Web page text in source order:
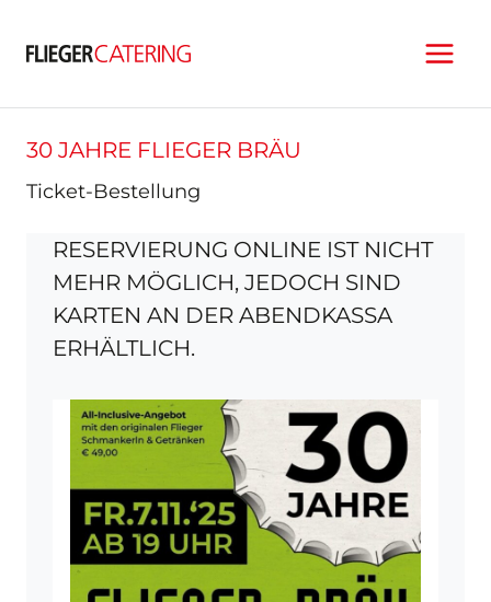
Inhalt
30 JAHRE FLIEGER BRÄU
Ticket-Bestellung
RESERVIERUNG ONLINE IST NICHT
MEHR MÖGLICH, JEDOCH SIND
KARTEN AN DER ABENDKASSA
ERHÄLTLICH.